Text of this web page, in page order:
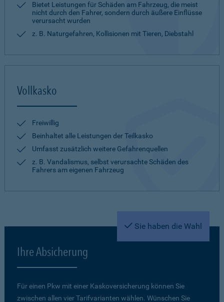
Bietet Leistungen für Schäden am Fahrzeug, die meist
nicht durch den Fahrer, sondern durch äußere Einflüsse
verursacht wurden
z. B. Naturgefahren, Kollisionen mit Tieren, Diebstahl
Vollkasko
Freiwillig
Beinhaltet alle Leistungen der Teilkasko
Umfasst zusätzlich weitere Gefahrenquellen
z. B. Vandalismus, selbst verursachte Schäden des
Fahrers am eigenen Fahrzeug
Sie haben die Wahl
Ihre Absicherung
Für einen Pkw mit einer Kaskoversicherung können Sie
zwischen allen vier Tarifvarianten wählen. Wünschen Sie